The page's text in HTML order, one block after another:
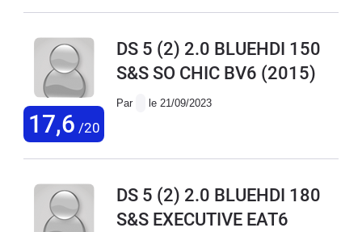
problèmes récurrent sur ce modèle
problèmes)
17,6 /20
DS 5 (2) 2.0 BLUEHDI 150
S&S SO CHIC BV6 (2015)
Par le 21/09/2023
DS 5 (2) 2.0 BLUEHDI 180
S&S EXECUTIVE EAT6